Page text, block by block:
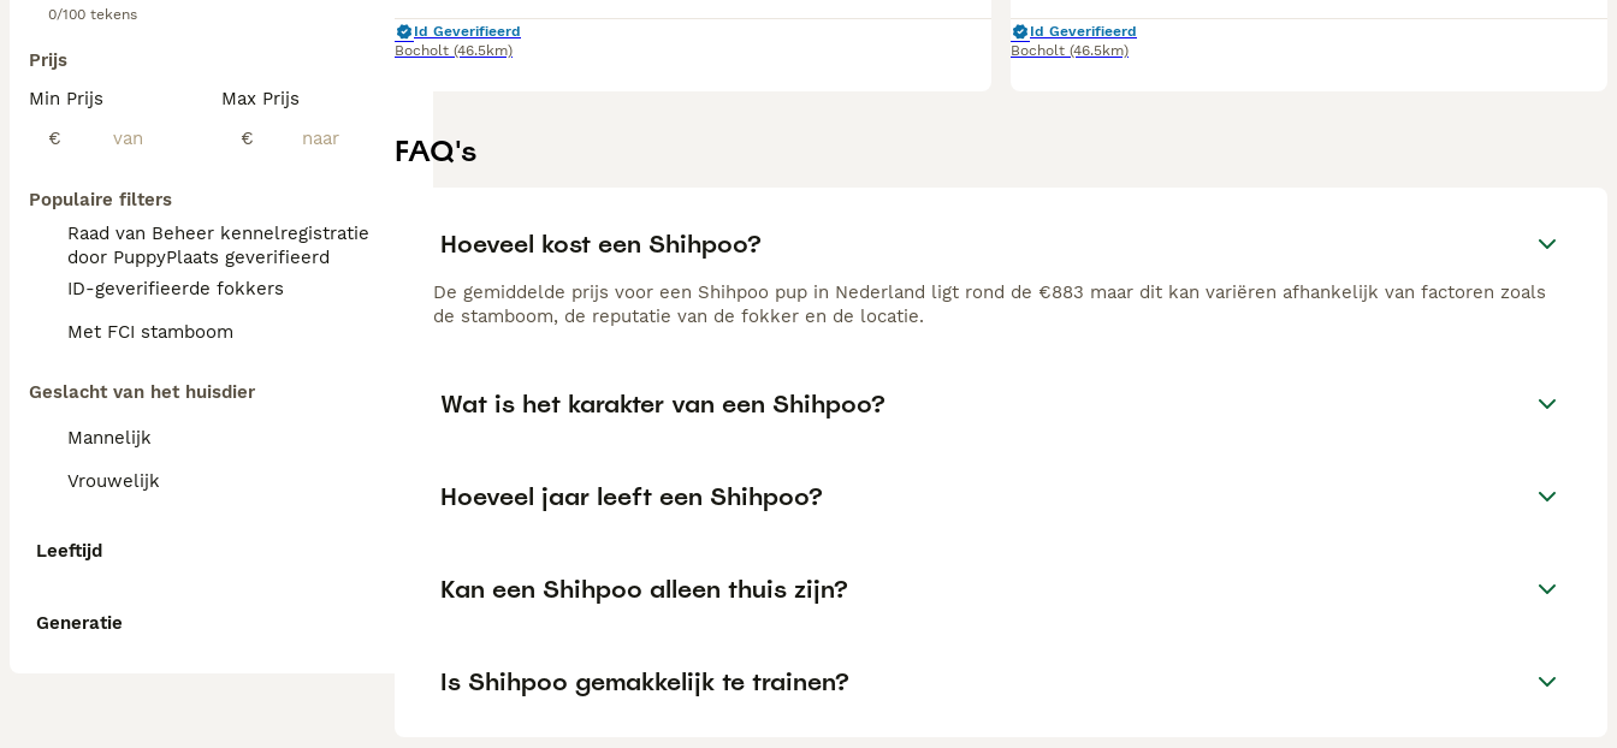
0/100 tekens
Prijs
Min Prijs
€
Max Prijs
€
Populaire filters
Raad van Beheer kennelregistratie
door PuppyPlaats geverifieerd
ID-geverifieerde fokkers
Met FCI stamboom
Geslacht van het huisdier
Mannelijk
Vrouwelijk
Leeftijd
Generatie
Id Geverifieerd
Bocholt (46.5km)
Id Geverifieerd
Bocholt (46.5km)
FAQ's
Hoeveel kost een Shihpoo?
De gemiddelde prijs voor een Shihpoo pup in Nederland ligt rond de €883 maar dit kan variëren afhankelijk van factoren zoals
de stamboom, de reputatie van de fokker en de locatie.
Wat is het karakter van een Shihpoo?
Hoeveel jaar leeft een Shihpoo?
Kan een Shihpoo alleen thuis zijn?
Is Shihpoo gemakkelijk te trainen?